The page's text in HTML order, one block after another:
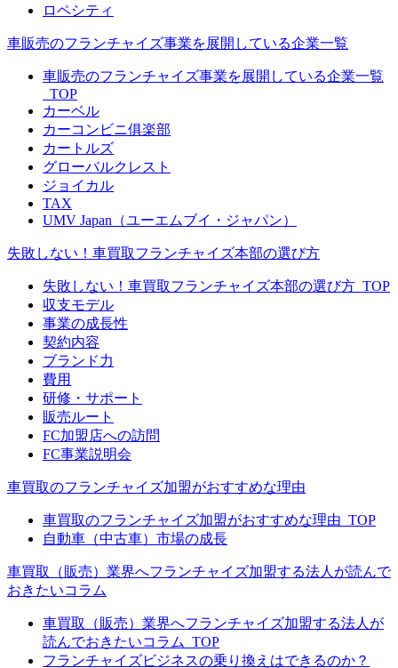
ロペシティ
車販売のフランチャイズ事業を展開している企業一覧
車販売のフランチャイズ事業を展開している企業一覧
_TOP
カーベル
カーコンビニ俱楽部
カートルズ
グローバルクレスト
ジョイカル
TAX
UMV Japan（ユーエムブイ・ジャパン）
失敗しない！車買取フランチャイズ本部の選び方
失敗しない！車買取フランチャイズ本部の選び方_TOP
収支モデル
事業の成長性
契約内容
ブランド力
費用
研修・サポート
販売ルート
FC加盟店への訪問
FC事業説明会
車買取のフランチャイズ加盟がおすすめな理由
車買取のフランチャイズ加盟がおすすめな理由_TOP
自動車（中古車）市場の成長
車買取（販売）業界へフランチャイズ加盟する法人が読んで
おきたいコラム
車買取（販売）業界へフランチャイズ加盟する法人が
読んでおきたいコラム_TOP
フランチャイズビジネスの乗り換えはできるのか？